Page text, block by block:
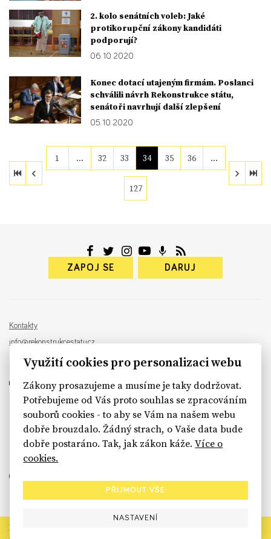
2. kolo senátních voleb: Jaké
protikorupční zákony kandidáti
podporují?
06. 10. 2020
Konec dotací utajeným firmám. Poslanci
schválili návrh Rekonstrukce státu,
senátoři navrhují další zlepšení
05. 10. 2020
1 … 32 33 34 35 36 …
127
ZAPOJ SE DARUJ
Kontakty
info@rekonstrukcestatu.cz
Návrh a vývoj: Sinfin , ilustrace:
sinfin.digital
Rekonstrukce státu končí. Její členské organizace však dál
Využití cookies pro personalizaci webu
Zákony prosazujeme a musíme je taky dodržovat.
Potřebujeme od Vás proto souhlas se zpracováním
souborů cookies - to aby se Vám na našem webu
dobře brouzdalo. Žádný strach, o Vaše data bude
dobře postaráno. Tak, jak zákon káže.Více o
cookies.
PŘIJMOUT VŠE
NASTAVENÍ